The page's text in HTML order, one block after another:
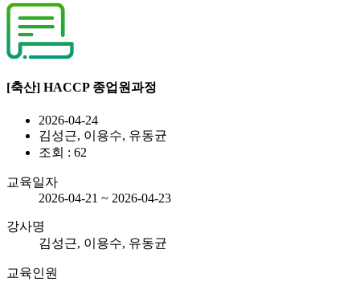
[축산] HACCP 종업원과정
2026-04-24
김성근, 이용수, 유동균
조회 : 62
교육일자
2026-04-21 ~ 2026-04-23
강사명
김성근, 이용수, 유동균
교육인원